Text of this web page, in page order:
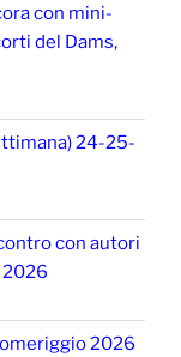
con mini-
del Dams,
24-25-
con autori
2026
2026